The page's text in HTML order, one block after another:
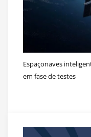
Espaçonaves
em fase de testes